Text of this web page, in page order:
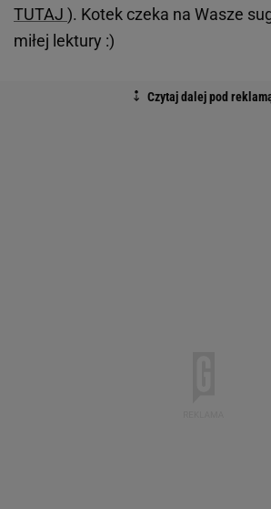
TUTAJ ). Kotek czeka na Wasze
miłej lektury :)